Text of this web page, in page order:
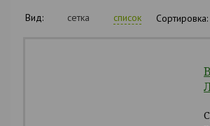
Вид: сетка список Сортировка: